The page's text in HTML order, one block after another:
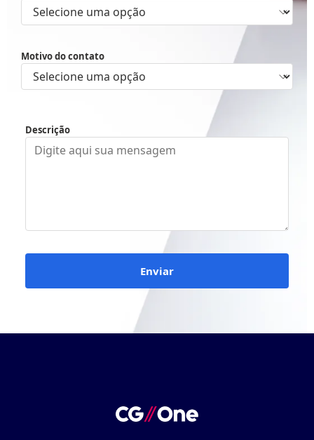
Motivo do contato
Descrição
Enviar